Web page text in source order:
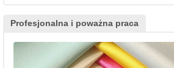
Profesjonalna i poważna praca